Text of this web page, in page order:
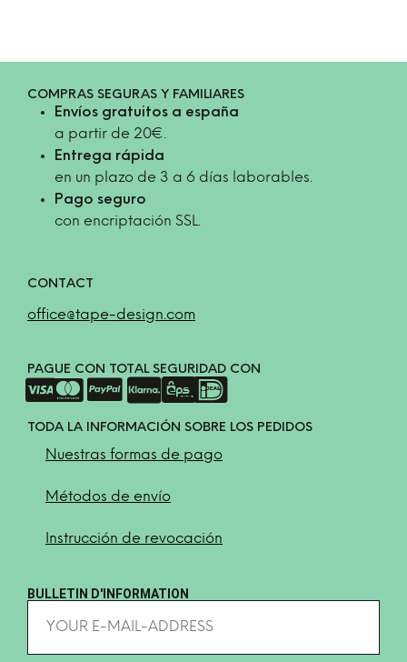
COMPRAS SEGURAS Y FAMILIARES
Envíos gratuitos a españa
a partir de 20€.
Entrega rápida
en un plazo de 3 a 6 días laborables.
Pago seguro
con encriptación SSL.
CONTACT
office@tape-design.com
PAGUE CON TOTAL SEGURIDAD CON
TODA LA INFORMACIÓN SOBRE LOS PEDIDOS
Nuestras formas de pago
Métodos de envío
Instrucción de revocación
BULLETIN D'INFORMATION